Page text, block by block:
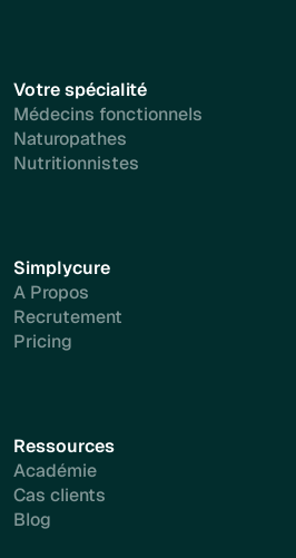
Votre spécialité
Médecins fonctionnels
Naturopathes
Nutritionnistes
Simplycure
A Propos
Recrutement
Pricing
Ressources
Académie
Cas clients
Blog